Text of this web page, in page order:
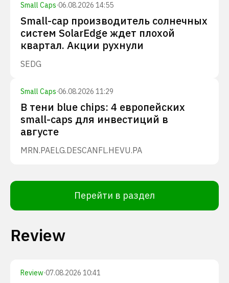
Small Caps·06.08.2026 14:55
Small-cap производитель солнечных
систем SolarEdge ждет плохой
квартал. Акции рухнули
SEDG
Small Caps·06.08.2026 11:29
В тени blue chips: 4 европейских
small-caps для инвестиций в
августе
MRN.PAELG.DESCANFL.HEVU.PA
Перейти в раздел
Review
Review·07.08.2026 10:41